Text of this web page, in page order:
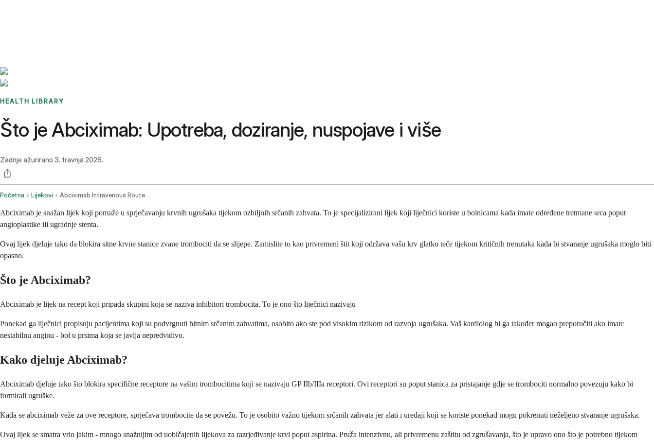
HEALTH LIBRARY
Što je Abciximab: Upotreba, doziranje, nuspojave i više
Zadnje ažurirano 3. travnja 2026.
Početna Lijekovi Abciximab Intravenous Route
Abciximab je snažan lijek koji pomaže u sprječavanju krvnih ugrušaka tijekom ozbiljnih srčanih zahvata. To je specijalizirani lijek koji liječnici koriste u bolnicama kada imate određene tretmane srca poput
angioplastike ili ugradnje stenta.
Ovaj lijek djeluje tako da blokira sitne krvne stanice zvane trombociti da se slijepe. Zamislite to kao privremeni štit koji održava vašu krv glatko teče tijekom kritičnih trenutaka kada bi stvaranje ugrušaka moglo biti
opasno.
Što je Abciximab?
Abciximab je lijek na recept koji pripada skupini koja se naziva inhibitori trombocita. To je ono što liječnici nazivaju
Ponekad ga liječnici propisuju pacijentima koji su podvrgnuti hitnim srčanim zahvatima, osobito ako ste pod visokim rizikom od razvoja ugrušaka. Vaš kardiolog bi ga također mogao preporučiti ako imate
nestabilnu anginu - bol u prsima koja se javlja nepredvidivo.
Kako djeluje Abciximab?
Abciximab djeluje tako što blokira specifične receptore na vašim trombocitima koji se nazivaju GP IIb/IIIa receptori. Ovi receptori su poput stanica za pristajanje gdje se trombociti normalno povezuju kako bi
formirali ugruške.
Kada se abciximab veže za ove receptore, sprječava trombocite da se povežu. To je osobito važno tijekom srčanih zahvata jer alati i uređaji koji se koriste ponekad mogu pokrenuti neželjeno stvaranje ugrušaka.
Ovaj lijek se smatra vrlo jakim - mnogo snažnijim od uobičajenih lijekova za razrjeđivanje krvi poput aspirina. Pruža intenzivnu, ali privremenu zaštitu od zgrušavanja, što je upravo ono što je potrebno tijekom